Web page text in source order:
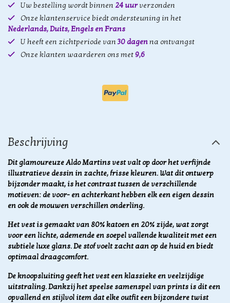
Uw bestelling wordt binnen 24 uurverzonden
Onze klantenservice biedt ondersteuning in het
Nederlands, Duits, Engels en Frans
U heeft een zichtperiode van30 dagenna ontvangst
Onze klanten waarderen ons met 9,6
Beschrijving
Dit glamoureuze Aldo Martins vest valt op door het verfijnde
illustratieve dessin in zachte, frisse kleuren. Wat dit ontwerp
bijzonder maakt, is het contrast tussen de verschillende
motieven: de voor- en achterkant hebben elk een eigen dessin
en ook de mouwen verschillen onderling.
Het vest is gemaakt van 80% katoen en 20% zijde, wat zorgt
voor een lichte, ademende en soepel vallende kwaliteit met een
subtiele luxe glans. De stof voelt zacht aan op de huid en biedt
optimaal draagcomfort.
De knoopsluiting geeft het vest een klassieke en veelzijdige
uitstraling. Dankzij het speelse samenspel van prints is dit een
opvallend en stijlvol item dat elke outfit een bijzondere twist